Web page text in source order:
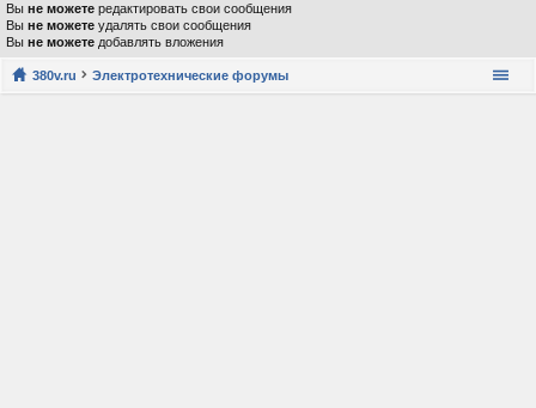
Вы не можете редактировать свои сообщения
Вы не можете удалять свои сообщения
Вы не можете добавлять вложения
380v.ru Электротехнические форумы